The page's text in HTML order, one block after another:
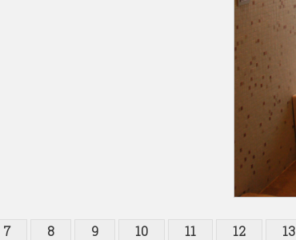
7 8 9 10 11 12 13